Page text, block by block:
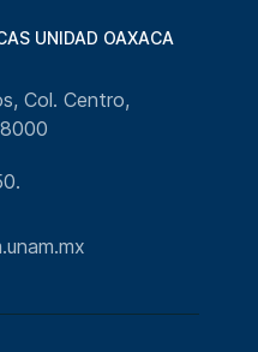
UNIDAD OAXACA
Col. Centro,